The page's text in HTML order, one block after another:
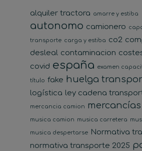
alquiler tractora amarre y estiba
autonomo camionero
transporte carga y estiba co2
desleal contaminacion
covid españa examen
título fake huelga
logística ley cadena
mercancia camion mercancías
musica camion musica carretera
musica despertarse
Normativa
normativa transporte 2025